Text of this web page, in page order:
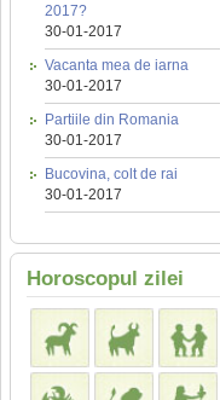
2017?
30-01-2017
Vacanta mea de iarna
30-01-2017
Partiile din Romania
30-01-2017
Bucovina, colt de rai
30-01-2017
Horoscopul zilei